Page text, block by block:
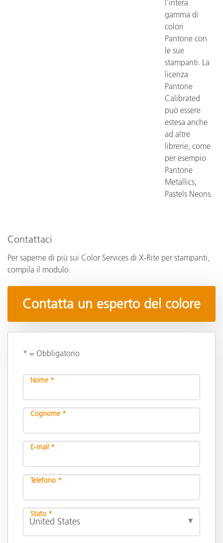
l’intera
gamma di
colori
Pantone con
le sue
stampanti. La
licenza
Pantone
Calibrated
può essere
estesa anche
ad altre
librerie, come
per esempio
Pantone
Metallics,
Pastels Neons.
Contattaci
Per saperne di più sui Color Services di X-Rite per stampanti,
compila il modulo.
Contatta un esperto del colore
* = Obbligatorio
Nome *
Cognome *
E-mail *
Telefono *
Stato *